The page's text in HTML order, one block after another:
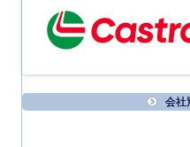
会社